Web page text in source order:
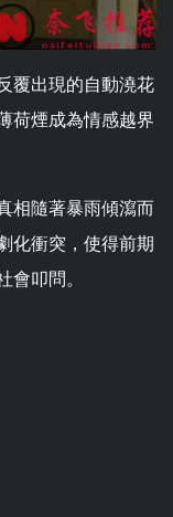
覆出現的自動澆花
荷煙成為情感越界
相隨著暴雨傾瀉而
化衝突，使得前期
叩問。